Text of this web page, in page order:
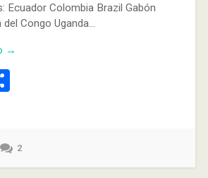
Ecuador Colombia Brazil Gabón
Congo Uganda…
→
2